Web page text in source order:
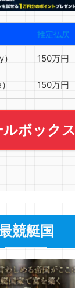
推定払戻
150万円
150万円
ルボックス
競艇国